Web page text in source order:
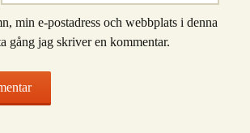
min e-postadress och webbplats i denna
gång jag skriver en kommentar.